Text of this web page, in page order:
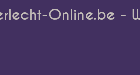
Online.be -